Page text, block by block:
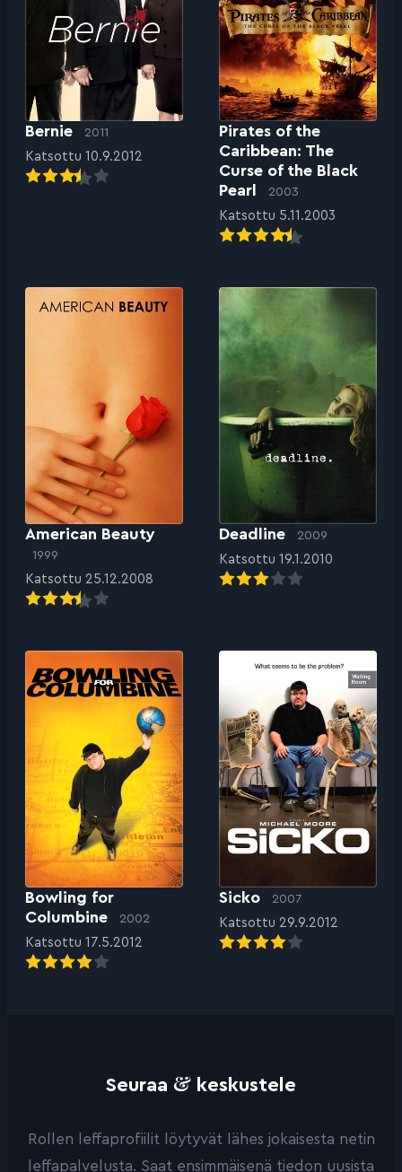
Bernie 2011
Katsottu 10.9.2012
Pirates of the
Caribbean: The
Curse of the Black
Pearl
2003
Katsottu 5.11.2003
American Beauty
1999
Katsottu 25.12.2008
Deadline 2009
Katsottu 19.1.2010
Bowling for
Columbine
2002
Katsottu 17.5.2012
Sicko 2007
Katsottu 29.9.2012
Seuraa & keskustele
Rollen leffaprofiilit löytyvät lähes jokaisesta netin
leffapalvelusta. Saat ensimmäisenä tiedon uusista